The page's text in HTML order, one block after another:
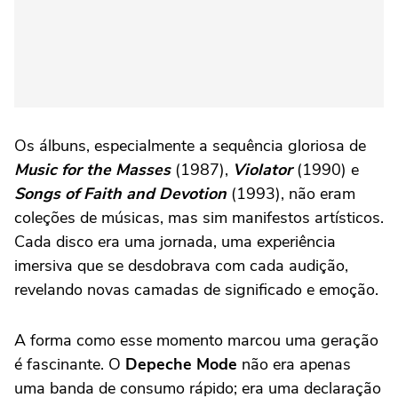
Os álbuns, especialmente a sequência gloriosa de
Music for the Masses(1987), Violator(1990) e
Songs of Faith and Devotion (1993), não eram
coleções de músicas, mas sim manifestos artísticos.
Cada disco era uma jornada, uma experiência
imersiva que se desdobrava com cada audição,
revelando novas camadas de significado e emoção.
A forma como esse momento marcou uma geração
é fascinante. O Depeche Mode não era apenas
uma banda de consumo rápido; era uma declaração